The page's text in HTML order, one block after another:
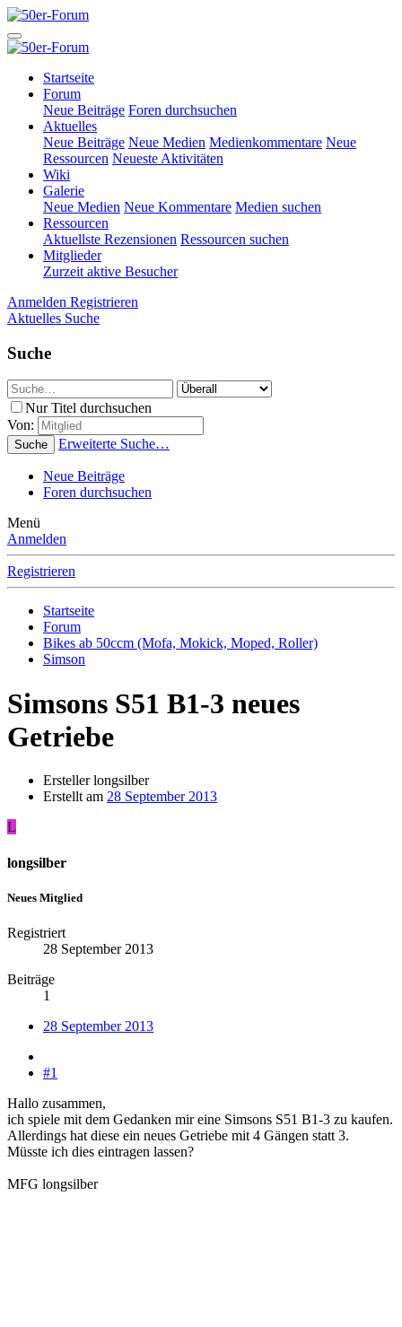
Startseite
Forum
Neue Beiträge Foren durchsuchen
Aktuelles
Neue Beiträge Neue Medien Medienkommentare Neue
Ressourcen Neueste Aktivitäten
Wiki
Galerie
Neue Medien Neue Kommentare Medien suchen
Ressourcen
Aktuellste Rezensionen Ressourcen suchen
Mitglieder
Zurzeit aktive Besucher
Anmelden Registrieren
Aktuelles Suche
Suche
Nur Titel durchsuchen
Von:
Suche Erweiterte Suche…
Neue Beiträge
Foren durchsuchen
Menü
Anmelden
Registrieren
Startseite
Forum
Bikes ab 50ccm (Mofa, Mokick, Moped, Roller)
Simson
Simsons S51 B1-3 neues
Getriebe
Erstellerlongsilber
Erstellt am 28 September 2013
L
longsilber
Neues Mitglied
Registriert
28 September 2013
Beiträge
1
28 September 2013
#1
Hallo zusammen,
ich spiele mit dem Gedanken mir eine Simsons S51 B1-3 zu kaufen.
Allerdings hat diese ein neues Getriebe mit 4 Gängen statt 3.
Müsste ich dies eintragen lassen?
MFG longsilber